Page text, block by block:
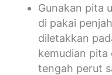
Gunakan pita
di pakai
diletakkan
kemudian
tengah perut